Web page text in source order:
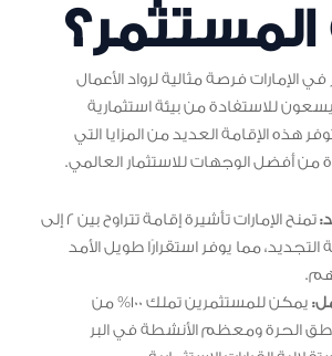
المستثمر؟
الإمارات فرصة مثالية لرواد الأعمال
للاستفادة من بيئة استثمارية
هذه الإقامة العديد من المزايا التي
من أفضل الوجهات للاستثمار العالمي.
تمنح الإمارات تأشيرة إقامة تتراوح بين 2 إلى
التجديد، مما يوفر استقرارًا طويل الأمد
يمكن للمستثمرين تملك 100% من
الحرة ومعظم الأنشطة في البر